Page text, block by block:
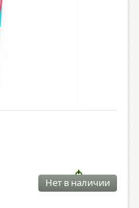
Нет в наличии